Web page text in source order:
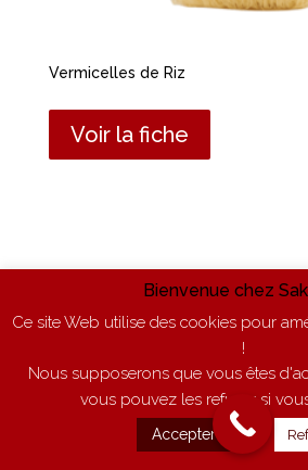
Vermicelles de Riz
Voir la fiche
Bienvenue chez
Ce site Web utilise des cookies pour
!
Nous supposerons que vous êtes
vous pouvez les refuser si
Accepter